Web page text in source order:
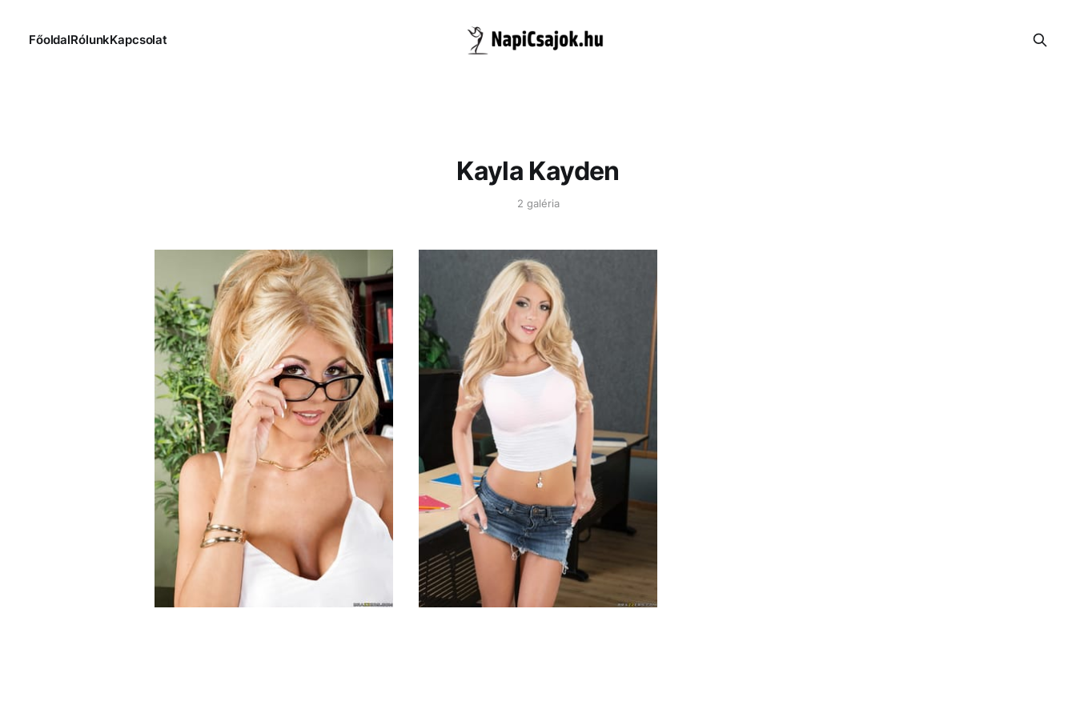
FőoldalRólunkKapcsolat
Kayla Kayden
2 galéria